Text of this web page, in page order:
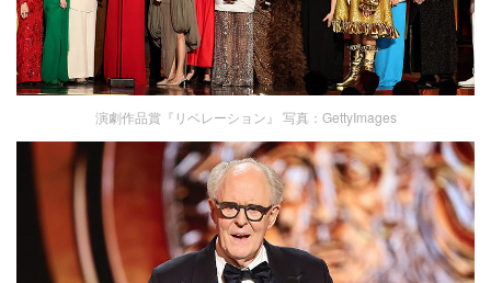
演劇作品賞『リベレーション』 写真：GettyImages